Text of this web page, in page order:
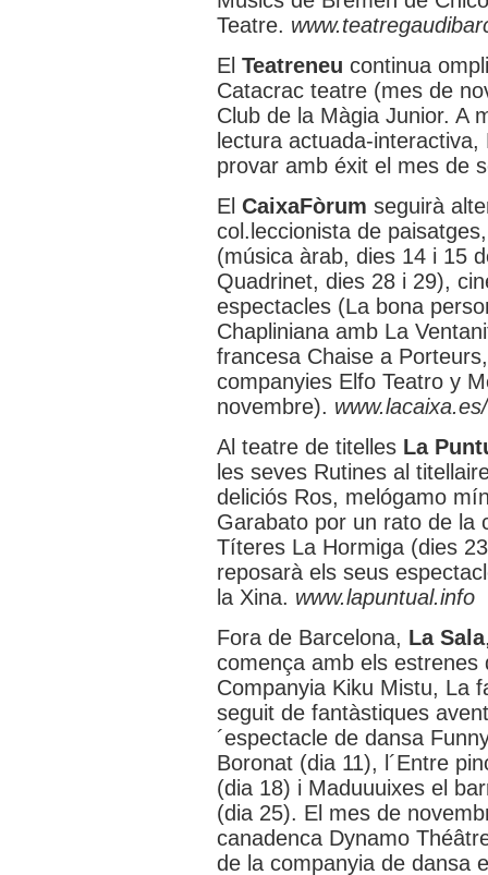
Teatre.
El Teatreneu continua
Catacrac teatre (mes de
Club de la Màgia Junior. A
lectura actuada-
provar amb éxit el mes de
El CaixaFòrum seguirà
col.leccionista de
(música àrab, dies 14 i 15
Quadrinet, dies 28 i 29),
espectacles (La bona
Chapliniana amb La
francesa Chaise a
companyies Elfo Teatro y
novembre).
Al teatre de titelles La
les seves Rutines al
deliciós Ros, melógamo
Garabato por un rato de la
Títeres La Hormiga (dies
reposarà els seus
la Xina. www.lapuntual.info
Fora de Barcelona, La Sala
comença amb els estrenes
Companyia Kiku Mistu, La
seguit de fantàstiques
´espectacle de dansa
Boronat (dia 11), l´Entre
(dia 18) i Maduuuixes el
(dia 25). El mes de
canadenca Dynamo
de la companyia de dansa